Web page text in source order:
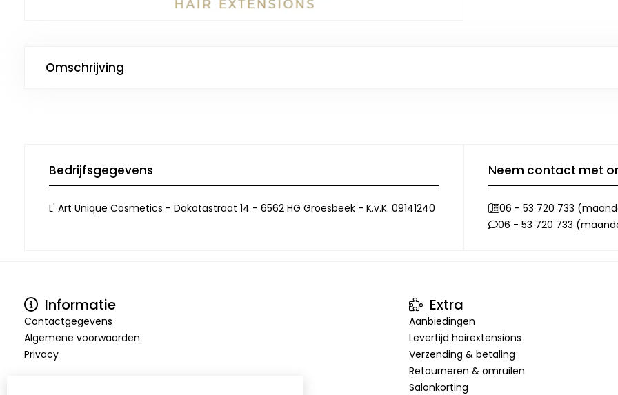
Omschrijving
Bedrijfsgegevens
L' Art Unique Cosmetics - Dakotastraat 14 - 6562 HG Groesbeek - K.v.K. 09141240
Neem contact met
06 - 53 720 733
06 - 53 720 733
Informatie
Contactgegevens
Algemene voorwaarden
Privacy
Extra
Aanbiedingen
Levertijd hairextensions
Verzending & betaling
Retourneren & omruilen
Salonkorting